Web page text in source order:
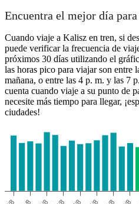
Encuentra el mejor día
Cuando viaje a Kalisz en tren, si
puede verificar la frecuencia de
próximos 30 días utilizando el
las horas pico para viajar son entre
mañana, o entre las 4 p. m. y las 7
cuenta cuando viaje a su punto de
necesite más tiempo para llegar,
ciudades!